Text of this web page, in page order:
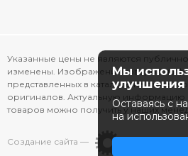
Указанные цены не являются
изменены. Изображения товаров на
представленных в каталоге на сайте,
оригиналов. Актуальную информацию
товаров можно получить у наших
Создание сайта —
Мы
Оставаясь с
на